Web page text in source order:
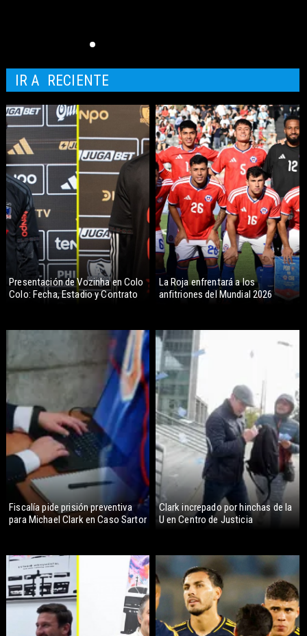
Presentación de Vozinha en Colo
Colo: Fecha, Estadio y Contrato
La Roja enfrentará a los
anfitriones del Mundial 2026
Fiscalía pide prisión preventiva
para Michael Clark en Caso Sartor
Clark increpado por hinchas de la
U en Centro de Justicia
IR A RECIENTE